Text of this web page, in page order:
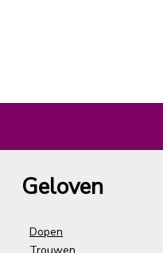
Geloven
Dopen